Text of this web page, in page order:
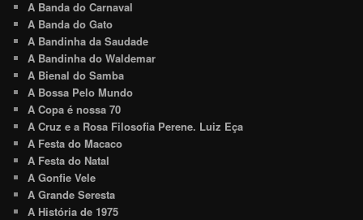
A Banda do Carnaval
A Banda do Gato
A Bandinha da Saudade
A Bandinha do Waldemar
A Bienal do Samba
A Bossa Pelo Mundo
A Copa é nossa 70
A Cruz e a Rosa Filosofia Perene. Luiz Eça
A Festa do Macaco
A Festa do Natal
A Gonfie Vele
A Grande Seresta
A História de 1975